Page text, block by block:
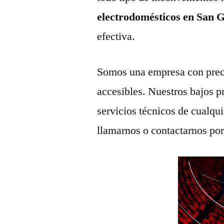
electrodomésticos en San
efectiva.
Somos una empresa con
accesibles. Nuestros bajos
servicios técnicos de
llamarnos o contactarnos